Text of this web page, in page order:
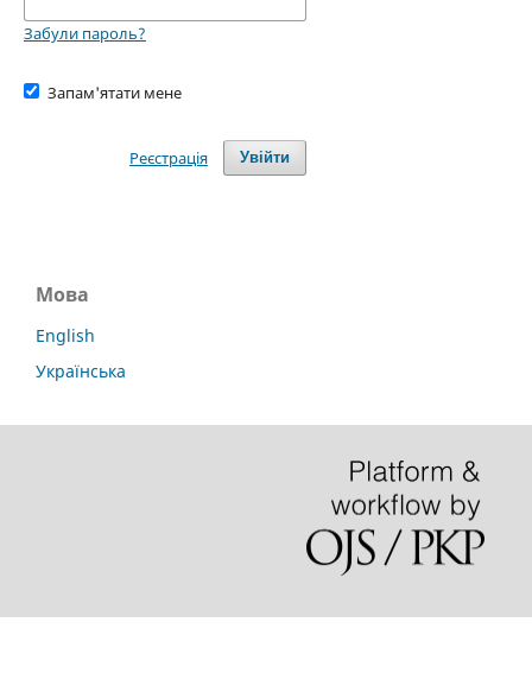
Забули пароль?
Запам'ятати мене
Увійти
Реєстрація
Мова
English
Українська